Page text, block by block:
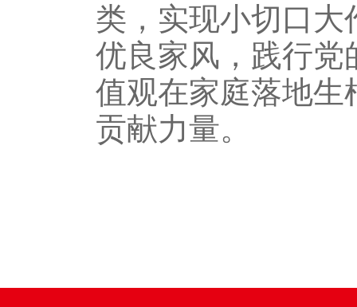
类，实现小切口
优良家风，践行党
值观在家庭落地生
贡献力量。